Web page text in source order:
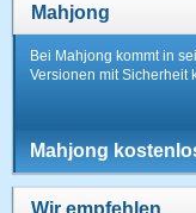
Mahjong
Bei Mahjong kommt in
Versionen mit Sicherheit
Mahjong
Wir empfehlen